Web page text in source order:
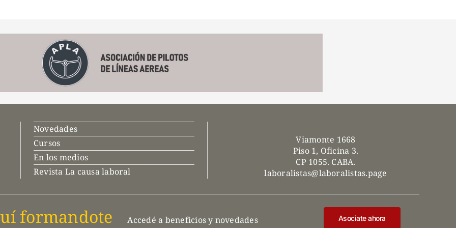
Novedades
Cursos
En los medios
Revista La causa laboral
Viamonte 1668
Piso 1, Oficina 3.
CP 1055. CABA.
laboralistas@laboralistas.page
formandote Accedé a beneficios y novedades Asociate ahora